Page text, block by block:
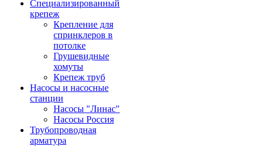
Специализированный
крепеж
Крепление для
спринклеров в
потолке
Грушевидные
хомуты
Крепеж труб
Насосы и насосные
станции
Насосы "Линас"
Насосы Россия
Трубопроводная
арматура